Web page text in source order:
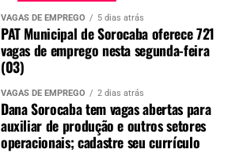
VAGAS DE EMPREGO 5 dias atrás
PAT Municipal de Sorocaba oferece 721
vagas de emprego nesta segunda-feira
(03)
VAGAS DE EMPREGO 2 dias atrás
Dana Sorocaba tem vagas abertas para
auxiliar de produção e outros setores
operacionais; cadastre seu currículo